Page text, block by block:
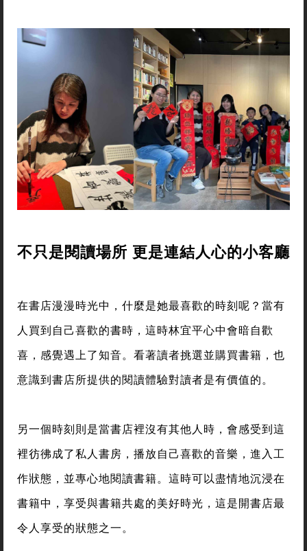
不只是閱讀場所 更是連結人心的小客廳
在書店漫漫時光中，什麼是她最喜歡的時刻呢？當有
人買到自己喜歡的書時，這時林宜平心中會暗自歡
喜，感覺遇上了知音。看著讀者挑選並購買書籍，也
意識到書店所提供的閱讀體驗對讀者是有價值的。
另一個時刻則是當書店裡沒有其他人時，會感受到這
裡彷彿成了私人書房，播放自己喜歡的音樂，進入工
作狀態，並專心地閱讀書籍。這時可以盡情地沉浸在
書籍中，享受與書籍共處的美好時光，這是開書店最
令人享受的狀態之一。